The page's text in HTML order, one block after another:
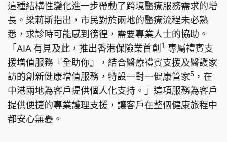
這種結構性變化進一步帶動了跨境醫療服務需求的增
長。梁莉斯指出，市民對於兩地的醫療流程未必熟
悉，求診時可能感到徬徨，需要專業人士的協助。
「AIA 有見及此，推出香港保險業首創 1 專屬禮賓支
援增值服務『全助你』，結合醫療禮賓支援及醫護家
訪的創新健康增值服務，特設一對一健康管家5 ，在
中港兩地為客戶提供個人化支持。」這項服務為客戶
提供便捷的專業護理支援，讓客戶在整個健康旅程中
都安心無憂。